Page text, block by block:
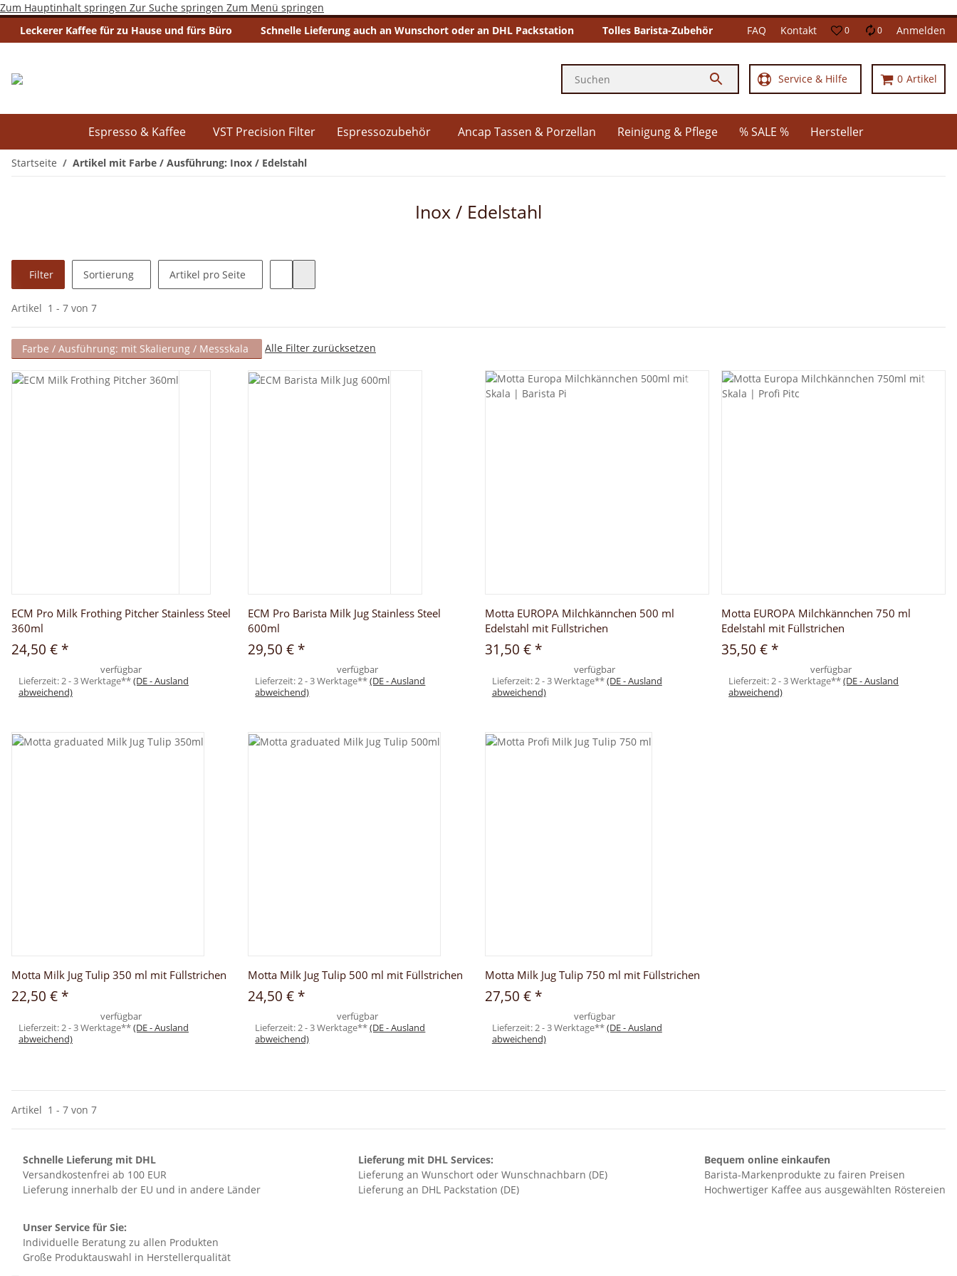
Zum Hauptinhalt springen Zur Suche springen Zum Menü springen
Leckerer Kaffee für zu Hause und fürs Büro
Schnelle Lieferung auch an Wunschort oder an DHL Packstation Tolles Barista-Zubehör FAQ Kontakt 0 0 Anmelden
Service & Hilfe 0 Artikel
Espresso & Kaffee VST Precision Filter Espressozubehör Ancap Tassen & Porzellan Reinigung & Pflege % SALE % Hersteller
Startseite Artikel mit Farbe / Ausführung: Inox / Edelstahl
Inox / Edelstahl
Filter Sortierung Artikel pro Seite
Artikel 1 - 7 von 7
Farbe / Ausführung: mit Skalierung / Messskala Alle Filter zurücksetzen
ECM Pro Milk Frothing Pitcher Stainless Steel
360ml
24,50 € *
verfügbar
Lieferzeit:2 - 3 Werktage**(DE - Ausland
abweichend)
ECM Pro Barista Milk Jug Stainless Steel
600ml
29,50 € *
verfügbar
Lieferzeit:2 - 3 Werktage**(DE - Ausland
abweichend)
Motta EUROPA Milchkännchen 500 ml
Edelstahl mit Füllstrichen
31,50 € *
verfügbar
Lieferzeit:2 - 3 Werktage**(DE - Ausland
abweichend)
Motta EUROPA Milchkännchen 750 ml
Edelstahl mit Füllstrichen
35,50 € *
verfügbar
Lieferzeit:2 - 3 Werktage**(DE - Ausland
abweichend)
Motta Milk Jug Tulip 350 ml mit Füllstrichen
22,50 € *
verfügbar
Lieferzeit: 2 - 3 Werktage**(DE - Ausland
abweichend)
Motta Milk Jug Tulip 500 ml mit Füllstrichen
24,50 € *
verfügbar
Lieferzeit: 2 - 3 Werktage**(DE - Ausland
abweichend)
Motta Milk Jug Tulip 750 ml mit Füllstrichen
27,50 € *
verfügbar
Lieferzeit: 2 - 3 Werktage**(DE - Ausland
abweichend)
Artikel 1 - 7 von 7
Schnelle Lieferung mit DHL
Versandkostenfrei ab 100 EUR
Lieferung innerhalb der EU und in andere Länder
Lieferung mit DHL Services:
Lieferung an Wunschort oder Wunschnachbarn (DE)
Lieferung an DHL Packstation (DE)
Bequem online einkaufen
Barista-Markenprodukte zu fairen Preisen
Hochwertiger Kaffee aus ausgewählten Röstereien
Unser Service für Sie:
Individuelle Beratung zu allen Produkten
Große Produktauswahl in Herstellerqualität